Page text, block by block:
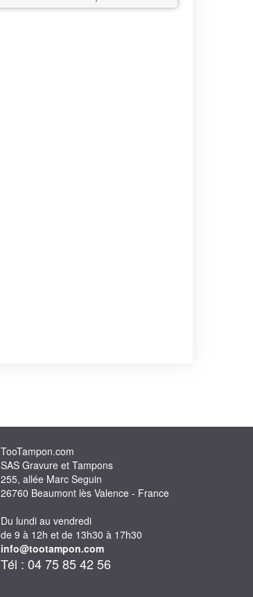
TooTampon.com
SAS Gravure et Tampons
255, allée Marc Seguin
26760 Beaumont lès Valence - France
Du lundi au vendredi
de 9 à 12h et de 13h30 à 17h30
info@tootampon.com
Tél : 04 75 85 42 56